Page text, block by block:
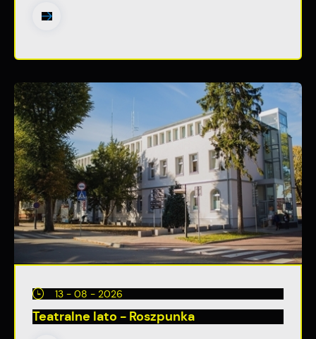
13 - 08 - 2026
Teatralne lato - Roszpunka